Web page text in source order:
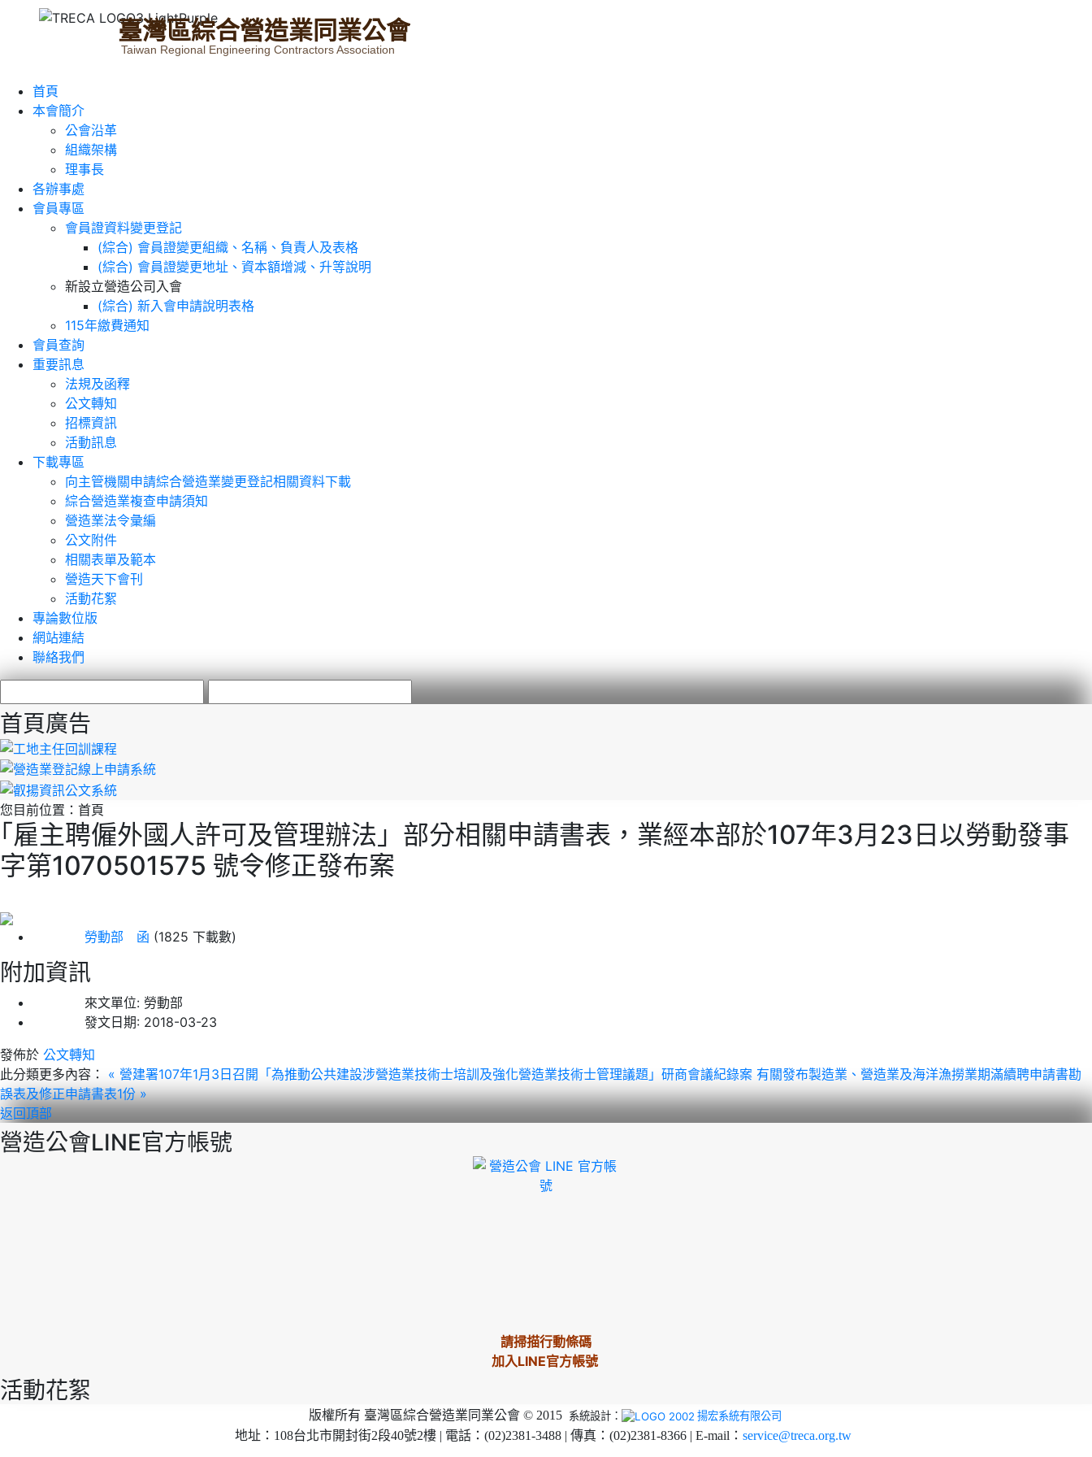
臺灣區綜合營造業同業公會
Taiwan Regional Engineering Contractors Association
首頁
本會簡介
公會沿革
組織架構
理事長
各辦事處
會員專區
會員證資料變更登記
(綜合) 會員證變更組織、名稱、負責人及表格
(綜合) 會員證變更地址、資本額增減、升等說明
新設立營造公司入會
(綜合) 新入會申請說明表格
115年繳費通知
會員查詢
重要訊息
法規及函釋
公文轉知
招標資訊
活動訊息
下載專區
向主管機關申請綜合營造業變更登記相關資料下載
綜合營造業複查申請須知
營造業法令彙編
公文附件
相關表單及範本
營造天下會刊
活動花絮
專論數位版
網站連結
聯絡我們
首頁廣告
您目前位置： 首頁
｢雇主聘僱外國人許可及管理辦法」部分相關申請書表，業經本部於107年3月23日以勞動發事
字第1070501575 號令修正發布案
勞動部 函 (1825 下載數)
附加資訊
來文單位: 勞動部
發文日期: 2018-03-23
發佈於 公文轉知
此分類更多內容： « 營建署107年1月3日召開「為推動公共建設涉營造業技術士培訓及強化營造業技術士管理議題」研商會議紀錄案 有關發布製造業、營造業及海洋漁撈業期滿續聘申請書勘
誤表及修正申請書表1份 »
返回頂部
營造公會LINE官方帳號
請掃描行動條碼
加入LINE官方帳號
活動花絮
版權所有 臺灣區綜合營造業同業公會 © 2015 系統設計： 揚宏系統有限公司
地址：108台北市開封街2段40號2樓 | 電話：(02)2381-3488 | 傳真：(02)2381-8366 | E-mail： service@treca.org.tw